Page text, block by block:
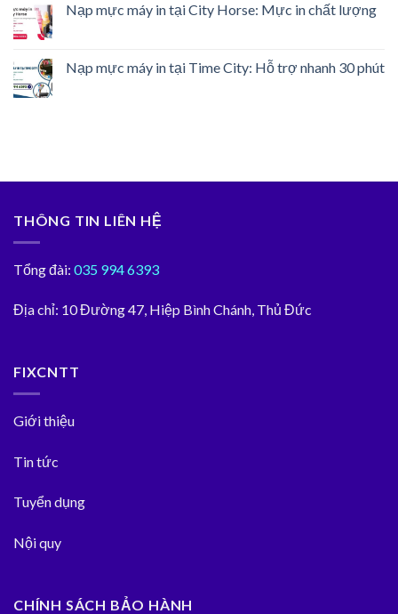
Nạp mực máy in tại City Horse: Mực in chất lượng
Nạp mực máy in tại Time City: Hỗ trợ nhanh 30 phút
THÔNG TIN LIÊN HỆ
Tổng đài: 035 994 6393
Địa chỉ: 10 Đường 47, Hiệp Bình Chánh, Thủ Đức
FIXCNTT
Giới thiệu
Tin tức
Tuyển dụng
Nội quy
CHÍNH SÁCH BẢO HÀNH